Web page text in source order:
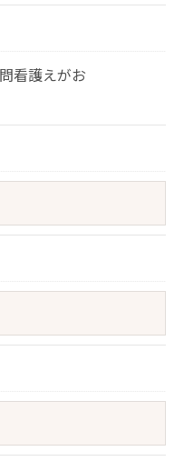
なされないよう、適
。
に生じる結果＞
それに対応した当社
合がございますので
利用停止の手続につ
ております。
対応させて頂きま
問合せ下さい。
看護えがお